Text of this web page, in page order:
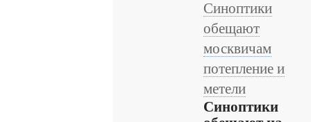
Синоптики
обещают
москвичам
потепление и
метели
Синоптики